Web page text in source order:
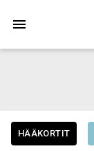
HÄÄKORTIT